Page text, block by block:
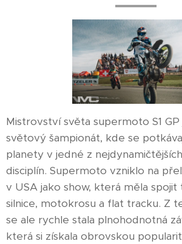
Mistrovství světa supermoto S1
světový šampionát, kde se
planety v jedné z
disciplín. Supermoto vzniklo na
v USA jako show, která měla spojit
silnice, motokrosu a flat tracku. Z
se ale rychle stala plnohodnotná
která si získala obrovskou